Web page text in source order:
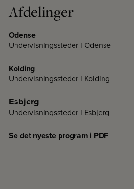
Afdelinger
Odense
Undervisningssteder i Odense
Kolding
Undervisningssteder i Kolding
Esbjerg
Undervisningssteder i Esbjerg
Se det nyeste program i PDF